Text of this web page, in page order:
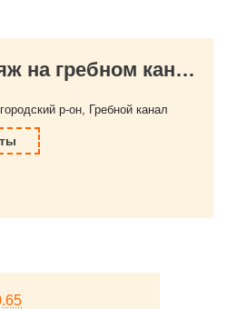
КОНТАКТЫ Пляж на гребном канале
р-он, Гребной канал